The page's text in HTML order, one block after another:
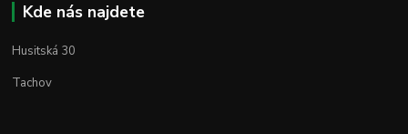
Kde nás najdete
Husitská 30
Tachov